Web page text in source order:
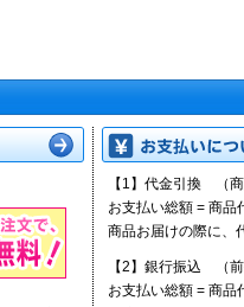
【1】代金引換 （商
お支払い総額 = 商品
商品お届けの際に、
【2】銀行振込 （前
お支払い総額 = 商品